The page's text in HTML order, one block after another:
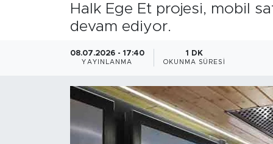
Halk Ege Et projesi, mobil
devam ediyor.
08.07.2026 - 17:40
YAYINLANMA
1 DK
OKUNMA SÜRESI